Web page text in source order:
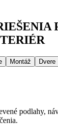
Montáž Dvere
podlahy,